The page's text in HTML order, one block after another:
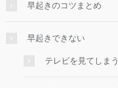
早起きのコツまとめ
早起きできない
テレビを見てしまう